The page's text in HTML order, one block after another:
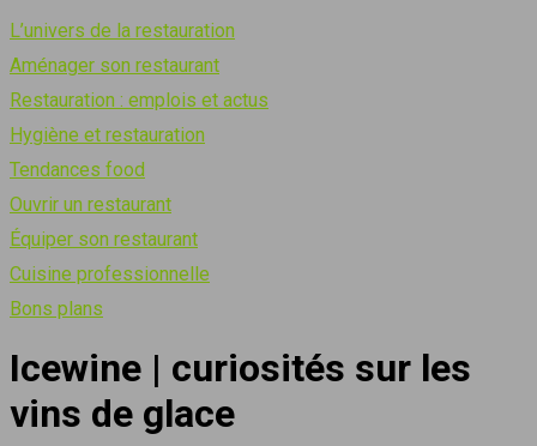
L’univers de la restauration
Aménager son restaurant
Restauration : emplois et actus
Hygiène et restauration
Tendances food
Ouvrir un restaurant
Équiper son restaurant
Cuisine professionnelle
Bons plans
Icewine | curiosités sur les
vins de glace